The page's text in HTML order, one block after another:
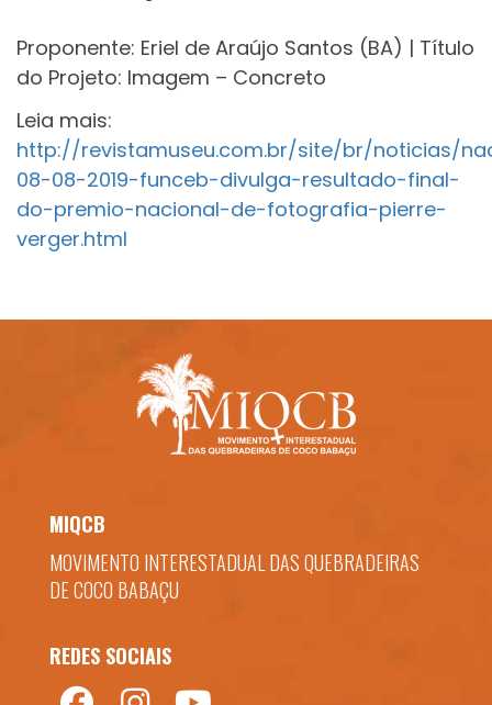
Proponente: Eriel de Araújo Santos (BA) | Título
do Projeto: Imagem – Concreto
Leia mais:
http://revistamuseu.com.br/site/br/noticias/
08-08-2019-funceb-divulga-resultado-final-
do-premio-nacional-de-fotografia-pierre-
verger.html
MIQCB
MOVIMENTO INTERESTADUAL DAS QUEBRADEIRAS
DE COCO BABAÇU
REDES SOCIAIS